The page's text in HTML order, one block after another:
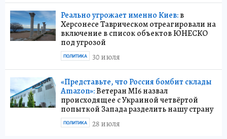
Реально угрожает именно Киев:в
Херсонесе Таврическом отреагировали на
включение в список объектов ЮНЕСКО
под угрозой
30 июля
ПОЛИТИКА
«Представьте, что Россия бомбит склады
Amazon»:Ветеран MI6 назвал
происходящее с Украиной четвёртой
попыткой Запада разделить нашу страну
28 июля
ПОЛИТИКА